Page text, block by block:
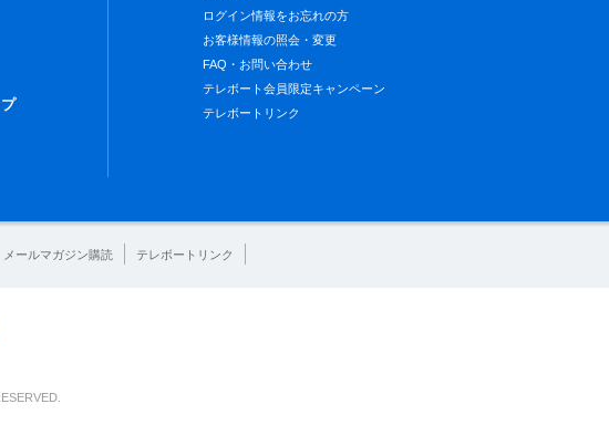
ログイン情報をお忘れの方
お客様情報の照会・変更
FAQ・お問い合わせ
テレボート会員限定キャンペーン
テレボートリンク
メールマガジン購読 テレボートリンク